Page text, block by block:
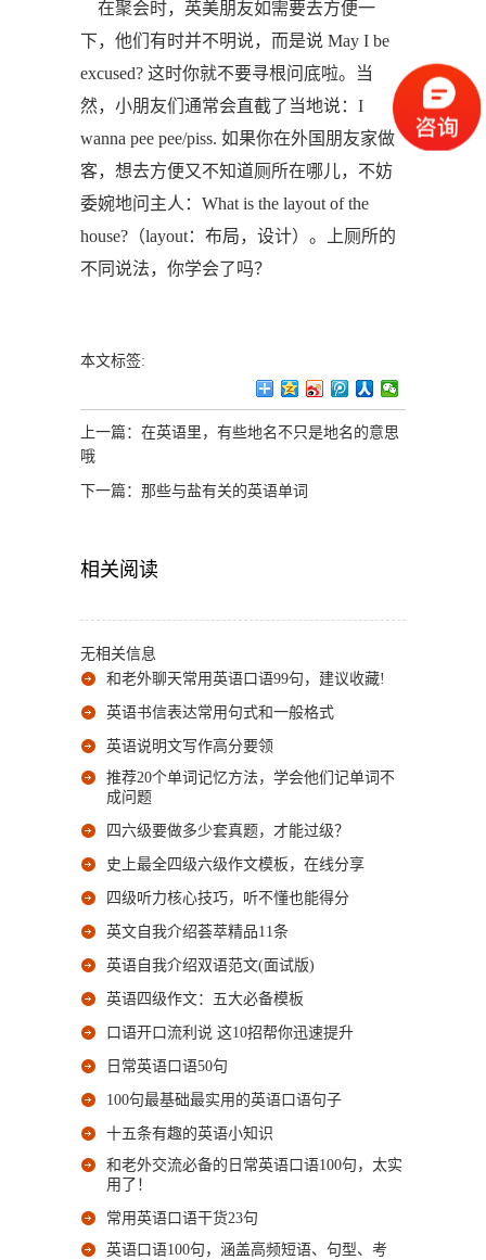
在聚会时，英美朋友如需要去方便一
下，他们有时并不明说，而是说 May I be
excused? 这时你就不要寻根问底啦。当
然，小朋友们通常会直截了当地说：I
wanna pee pee/piss. 如果你在外国朋友家做
客，想去方便又不知道厕所在哪儿，不妨
委婉地问主人：What is the layout of the
house?（layout：布局，设计）。上厕所的
不同说法，你学会了吗？
本文标签:
上一篇： 在英语里，有些地名不只是地名的意思
哦
下一篇： 那些与盐有关的英语单词
相关阅读
无相关信息
和老外聊天常用英语口语99句，建议收藏!
英语书信表达常用句式和一般格式
英语说明文写作高分要领
推荐20个单词记忆方法，学会他们记单词不
成问题
四六级要做多少套真题，才能过级？
史上最全四级六级作文模板，在线分享
四级听力核心技巧，听不懂也能得分
英文自我介绍荟萃精品11条
英语自我介绍双语范文(面试版)
英语四级作文：五大必备模板
口语开口流利说 这10招帮你迅速提升
日常英语口语50句
100句最基础最实用的英语口语句子
十五条有趣的英语小知识
和老外交流必备的日常英语口语100句，太实
用了！
常用英语口语干货23句
英语口语100句，涵盖高频短语、句型、考